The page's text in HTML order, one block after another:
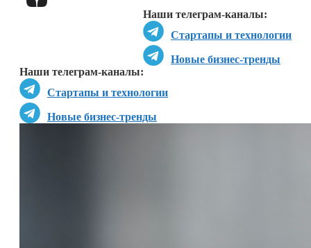
Наши телеграм-каналы:
Стартапы и технологии
Новые бизнес-тренды
Наши телеграм-каналы:
Стартапы и технологии
Новые бизнес-тренды